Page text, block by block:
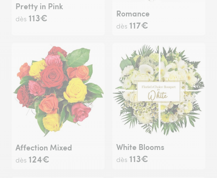
Pretty in Pink
dès 113€ Romance
dès 117€
Affection Mixed
dès 124€
White Blooms
dès 113€